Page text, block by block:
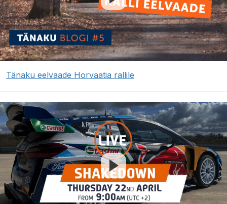
Tänaku eelvaade Horvaatia rallile